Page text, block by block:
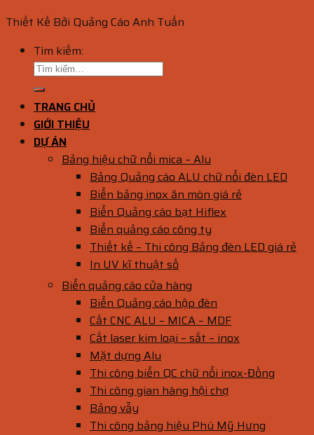
Thiết Kế Bởi Quảng Cáo Anh Tuấn
Tìm kiếm:
TRANG CHỦ
GIỚI THIỆU
DỰ ÁN
Bảng hiệu chữ nổi mica – Alu
Bảng Quảng cáo ALU chữ nổi đèn LED
Biển bảng inox ăn mòn giá rẻ
Biển Quảng cáo bạt Hiflex
Biển quảng cáo công ty
Thiết kế – Thi công Bảng đèn LED giá rẻ
In UV kĩ thuật số
Biển quảng cáo cửa hàng
Biển Quảng cáo hộp đèn
Cắt CNC ALU – MICA – MDF
Cắt laser kim loại – sắt – inox
Mặt dựng Alu
Thi công biển QC chữ nổi inox-Đồng
Thi công gian hàng hội chợ
Bảng vẫy
Thi công bảng hiệu Phú Mỹ Hưng